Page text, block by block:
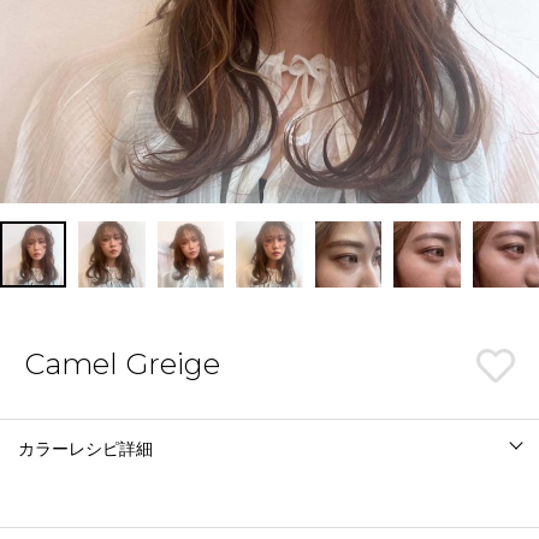
Camel Greige
カラーレシピ詳細